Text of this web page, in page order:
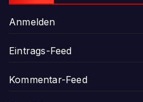
Anmelden
Eintrags-Feed
Kommentar-Feed